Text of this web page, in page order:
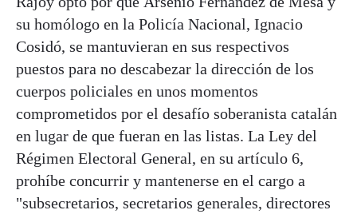
su homólogo en la Policía Nacional, Ignacio
Cosidó, se mantuvieran en sus respectivos
puestos para no descabezar la dirección de los
cuerpos policiales en unos momentos
comprometidos por el desafío soberanista catalán
en lugar de que fueran en las listas. La Ley del
Régimen Electoral General, en su artículo 6,
prohíbe concurrir y mantenerse en el cargo a
"subsecretarios, secretarios generales, directores